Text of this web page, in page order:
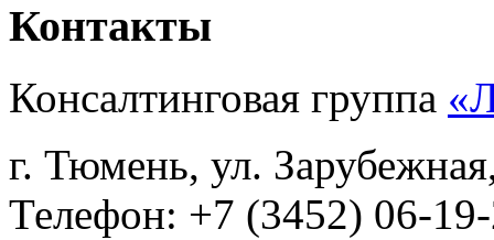
Контакты
Консалтинговая группа
г. Тюмень, ул.
Телефон: +7 (3452) 06-